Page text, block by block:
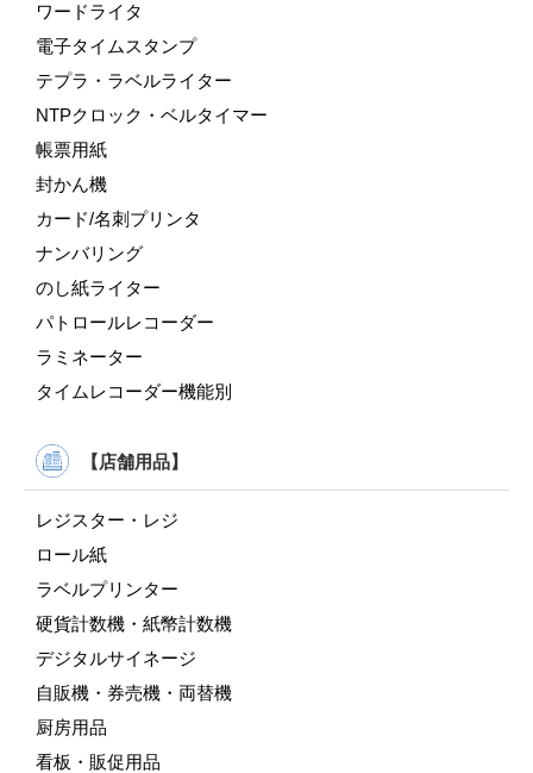
ワードライタ
電子タイムスタンプ
テプラ・ラベルライター
NTPクロック・ベルタイマー
帳票用紙
封かん機
カード/名刺プリンタ
ナンバリング
のし紙ライター
パトロールレコーダー
ラミネーター
タイムレコーダー機能別
【店舗用品】
レジスター・レジ
ロール紙
ラベルプリンター
硬貨計数機・紙幣計数機
デジタルサイネージ
自販機・券売機・両替機
厨房用品
看板・販促用品